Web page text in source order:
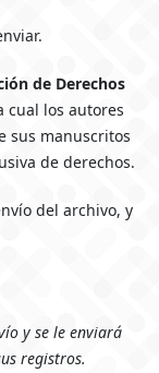
de Derechos
cual los autores
sus manuscritos
de derechos.
del archivo, y
y se le enviará
registros.